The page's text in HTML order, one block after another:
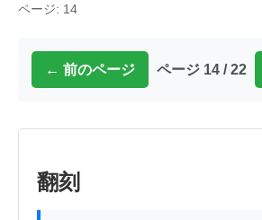
ページ: 14
← 前のページ ページ 14 / 22
翻刻